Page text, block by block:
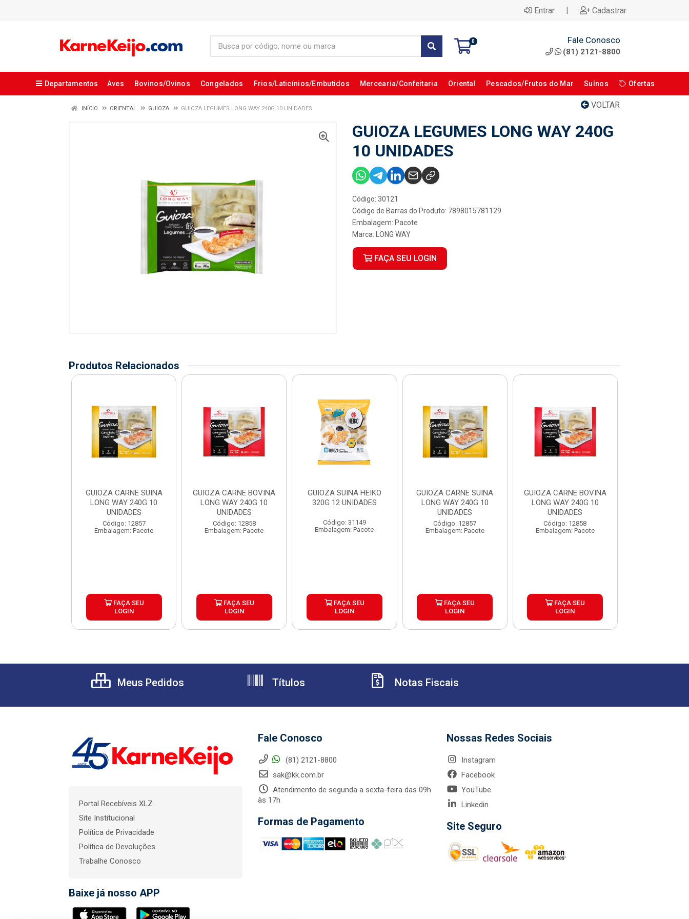
Entrar | Cadastrar
0 Fale Conosco
(81) 2121-8800
Departamentos Aves Bovinos/Ovinos Congelados Frios/Laticínios/Embutidos Mercearia/Confeitaria Oriental Pescados/Frutos do Mar Suínos Ofertas
VOLTAR
INÍCIO ORIENTAL GUIOZA GUIOZA LEGUMES LONG WAY 240G 10 UNIDADES
GUIOZA LEGUMES LONG WAY 240G
10 UNIDADES
Código: 30121
Código de Barras do Produto: 7898015781129
Embalagem: Pacote
Marca:
LONG WAY
FAÇA SEU LOGIN
Produtos Relacionados
GUIOZA CARNE SUINA
LONG WAY 240G 10
UNIDADES
Código: 12857
Embalagem: Pacote
FAÇA SEU
LOGIN
GUIOZA CARNE BOVINA
LONG WAY 240G 10
UNIDADES
Código: 12858
Embalagem: Pacote
FAÇA SEU
LOGIN
GUIOZA SUINA HEIKO
320G 12 UNIDADES
Código: 31149
Embalagem: Pacote
FAÇA SEU
LOGIN
GUIOZA CARNE SUINA
LONG WAY 240G 10
UNIDADES
Código: 12857
Embalagem: Pacote
FAÇA SEU
LOGIN
GUIOZA CARNE BOVINA
LONG WAY 240G 10
UNIDADES
Código: 12858
Embalagem: Pacote
FAÇA SEU
LOGIN
Meus Pedidos Títulos Notas Fiscais
Portal Recebíveis XLZ
Site Institucional
Política de Privacidade
Política de Devoluções
Trabalhe Conosco
Baixe já nosso APP
Fale Conosco
(81) 2121-8800
sak@kk.com.br
Atendimento de segunda a sexta-feira das 09h
às 17h
Formas de Pagamento
Nossas Redes Sociais
Instagram
Facebook
YouTube
Linkedin
Site Seguro